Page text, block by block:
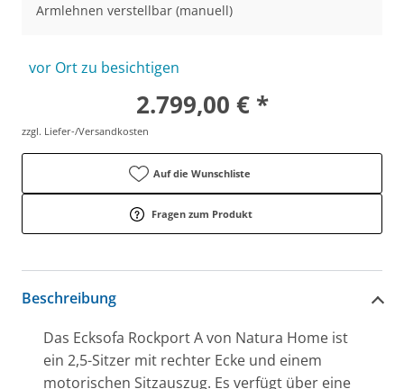
Armlehnen verstellbar (manuell)
vor Ort zu besichtigen
2.799,00 € *
zzgl. Liefer-/Versandkosten
Auf die Wunschliste
Fragen zum Produkt
Beschreibung
Das Ecksofa Rockport A von Natura Home ist
ein 2,5-Sitzer mit rechter Ecke und einem
motorischen Sitzauszug. Es verfügt über eine